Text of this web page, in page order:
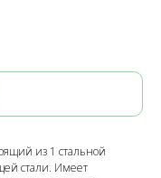
из 1 стальной
стали. Имеет